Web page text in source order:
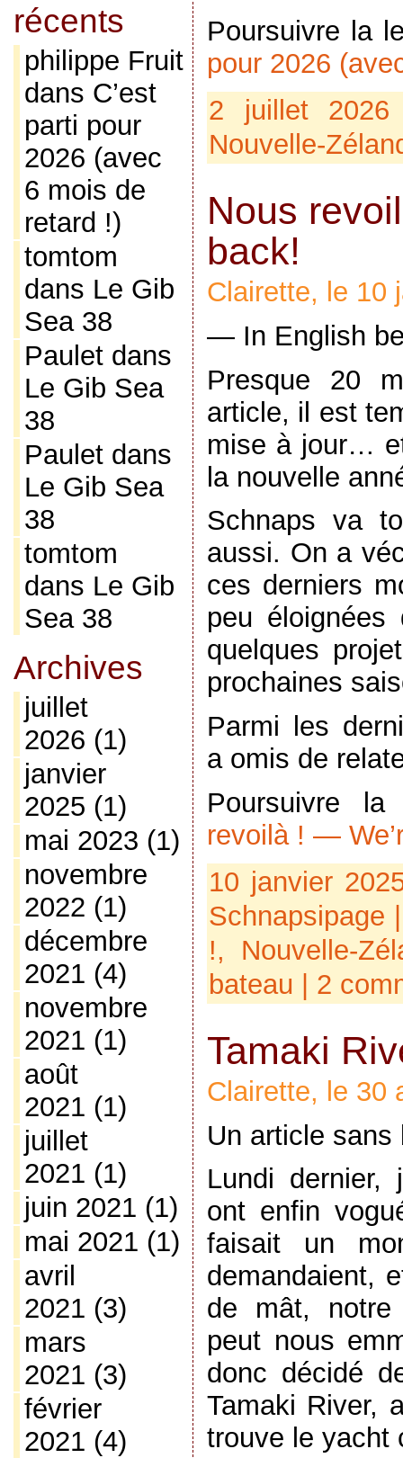
récents
philippe Fruit
dans C’est
parti pour
2026 (avec
6 mois de
retard !)
tomtom
dans Le Gib
Sea 38
Pauletdans
Le Gib Sea
38
Pauletdans
Le Gib Sea
38
tomtom
dans Le Gib
Sea 38
Archives
juillet
2026 (1)
janvier
2025 (1)
mai 2023 (1)
novembre
2022 (1)
décembre
2021 (4)
novembre
2021 (1)
août
2021 (1)
juillet
2021 (1)
juin 2021 (1)
mai 2021 (1)
avril
2021 (3)
mars
2021 (3)
février
2021 (4)
Poursuivre la
pour 2026
2 juillet
Nouvelle-
Nous
back!
Clairette, le 10
— In English
Presque 20
article, il est
mise à jour…
la nouvelle
Schnaps va
aussi. On a
ces derniers
peu
quelques
prochaines
Parmi les
a omis de
Poursuivre
revoilà ! —
10 janvier
Schnapsipage
!, Nouvelle-
bateau
2
Tamaki
Clairette, le 30
Un article sans
Lundi dernier,
ont enfin
faisait un
demandaient,
de mât,
peut nous
donc décidé
Tamaki River,
trouve le yacht